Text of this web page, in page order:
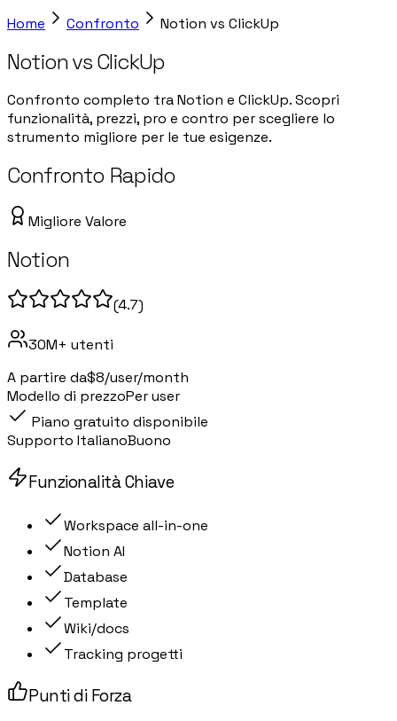
Home Confronto Notion vs ClickUp
NotionvsClickUp
Confronto completo tra Notion e ClickUp. Scopri
funzionalità, prezzi, pro e contro per scegliere lo
strumento migliore per le tue esigenze.
Confronto Rapido
Migliore Valore
Notion
(4.7)
30M+ utenti
A partire da$8/user/month
Modello di prezzoPer user
Piano gratuito disponibile
Supporto ItalianoBuono
Funzionalità Chiave
Workspace all-in-one
Notion AI
Database
Template
Wiki/docs
Tracking progetti
Punti di Forza